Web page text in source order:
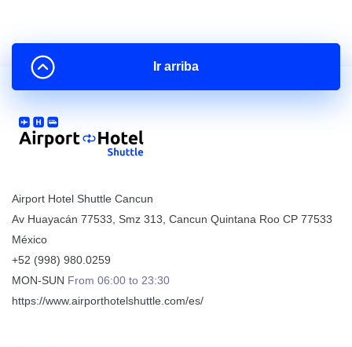
Airport Hotel Shuttle Cancun
Av Huayacán 77533, Smz 313 Cancun Quintana Roo CP 77533
México
+52 (998) 980.0259
MON-SUN From 06:00 to 23:30
https://www.airporthotelshuttle.com/es/
Ir arriba